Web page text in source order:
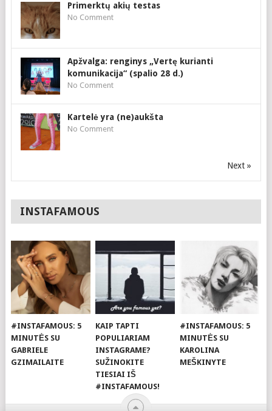
Primerktų akių testas
No Comment
Apžvalga: renginys „Vertę kurianti
komunikacija“ (spalio 28 d.)
No Comment
Kartelė yra (ne)aukšta
No Comment
Next »
INSTAFAMOUS
#INSTAFAMOUS: 5
MINUTĖS SU
GABRIELE
GZIMAILAITE
KAIP TAPTI
POPULIARIAM
INSTAGRAME?
SUŽINOKITE
TIESIAI IŠ
#INSTAFAMOUS!
#INSTAFAMOUS: 5
MINUTĖS SU
KAROLINA
MEŠKINYTE